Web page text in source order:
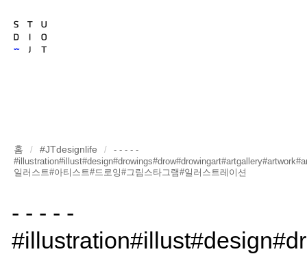
홈 / #JTdesignlife /
- - - - -
일러스트#아티스트#드로잉#그림스타그램#일러스트레이션
- - - - -